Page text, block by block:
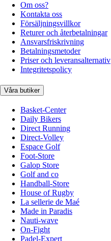
Om oss?
Kontakta oss
Försäljningsvillkor
Returer och återbetalningar
Ansvarsfriskrivning
Betalningsmetoder
Priser och leveransalternativ
Integritetspolicy
Våra butiker
Basket-Center
Daily Bikers
Direct Running
Direct-Volley
Espace Golf
Foot-Store
Galop Store
Golf and co
Handball-Store
House of Rugby
La sellerie de Maé
Made in Paradis
Nauti-wave
On-Fight
Padel-Expert